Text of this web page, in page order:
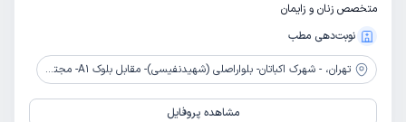
متخصص زنان و زایمان
نوبت‌دهی مطب
تهران، - شهرک اکباتان- بلواراصلی (شهیدنفیسی)- مقابل بلوک A1- مجتمع آرین- طبقه1 -واحد3
مشاهده پروفایل